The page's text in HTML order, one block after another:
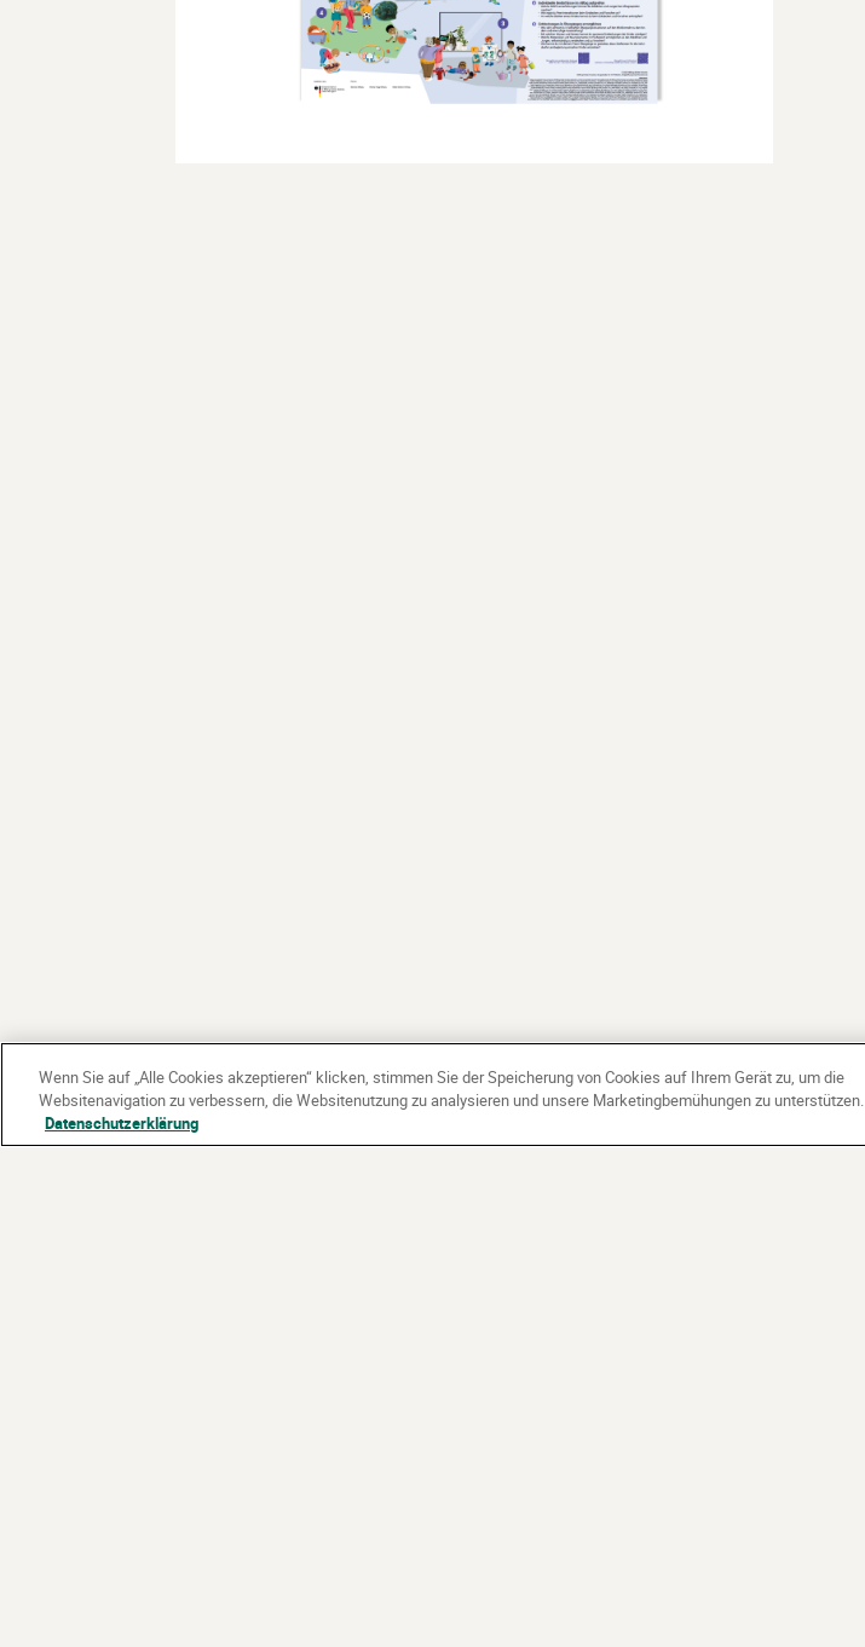
Wenn Sie auf „Alle Cookies akzeptieren“ klicken, stimmen Sie der Speicherung von Cookies auf Ihrem Gerät zu, um die
Websitenavigation zu verbessern, die Websitenutzung zu analysieren und unsere Marketingbemühungen zu unterstützen.
Datenschutzerklärung